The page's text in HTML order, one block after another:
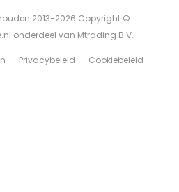
2013-2026 Copyright ©
onderdeel van Mtrading B.V.
Privacybeleid Cookiebeleid